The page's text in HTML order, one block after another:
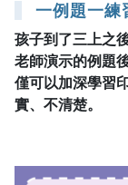
一例題一練
孩子到了三上之
老師演示的例題
僅可以加深學習
實、不清楚。